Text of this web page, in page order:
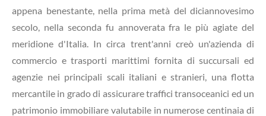
appena benestante, nella prima metà del diciannovesimo
secolo, nella seconda fu annoverata fra le più agiate del
meridione d'Italia. In circa trent'anni creò un'azienda di
commercio e trasporti marittimi fornita di succursali ed
agenzie nei principali scali italiani e stranieri, una flotta
mercantile in grado di assicurare traffici transoceanici ed un
patrimonio immobiliare valutabile in numerose centinaia di